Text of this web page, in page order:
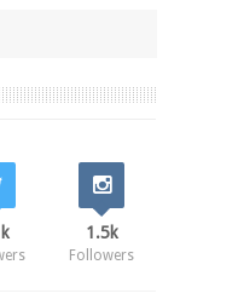
1.5k
Followers